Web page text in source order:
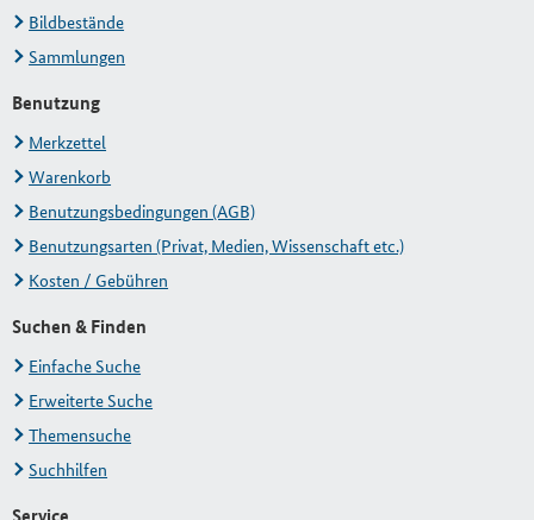
Bildbestände
Sammlungen
Benutzung
Merkzettel
Warenkorb
Benutzungsbedingungen (AGB)
Benutzungsarten (Privat, Medien, Wissenschaft etc.)
Kosten / Gebühren
Suchen & Finden
Einfache Suche
Erweiterte Suche
Themensuche
Suchhilfen